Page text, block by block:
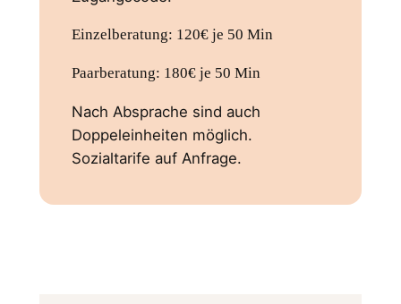
Einzelberatung: 120€ je 50 Min
Paarberatung: 180€ je 50 Min
Nach Absprache sind auch
Doppeleinheiten möglich.
Sozialtarife auf Anfrage.